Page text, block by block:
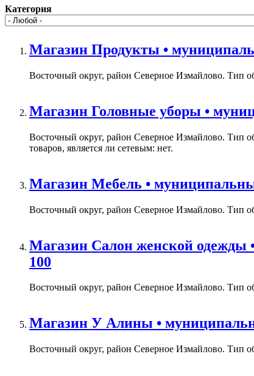
Категория
Магазин Продукты •
Восточный округ, район Северное Измайлово. Тип
Магазин Головные уборы •
Восточный округ, район Северное Измайлово. Тип
товаров, является ли сетевым: нет.
Магазин Мебель •
Восточный округ, район Северное Измайлово. Тип
Магазин Салон женской одежды
100
Восточный округ, район Северное Измайлово. Тип
Магазин У Алины •
Восточный округ, район Северное Измайлово. Тип